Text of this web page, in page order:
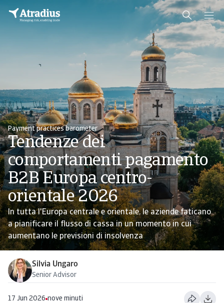
Payment practices barometer
Tendenze dei
comportamenti pagamento
B2B Europa centro-
orientale 2026
In tutta l'Europa centrale e orientale, le aziende faticano
a pianificare il flusso di cassa in un momento in cui
aumentano le previsioni di insolvenza
Silvia Ungaro
Senior Advisor
17 Jun 2026 nove minuti